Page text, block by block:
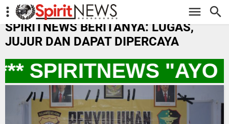
-->
SPIRITNEWS BERITANYA: LUGAS,
JUJUR DAN DAPAT DIPERCAYA
SPIRITNEWS "AYO